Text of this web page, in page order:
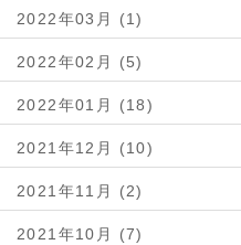
2022年03月 (1)
2022年02月 (5)
2022年01月 (18)
2021年12月 (10)
2021年11月 (2)
2021年10月 (7)